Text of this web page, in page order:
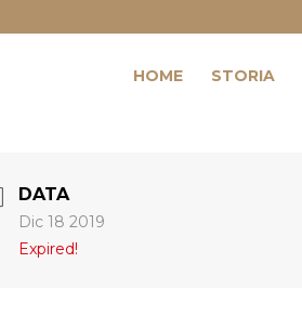
HOME STORIA
DATA
Dic 18 2019
Expired!